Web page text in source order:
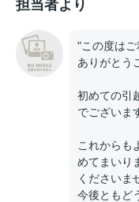
担当者より
"この度は
ありがとう
初めての引
でございま
これからも
めてまいり
くださいま
今後ともど